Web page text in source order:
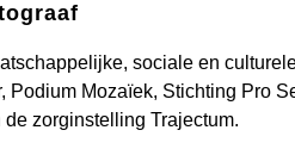
sociale en
Podium Mozaïek, Stichting Pro
zorginstelling Trajectum.